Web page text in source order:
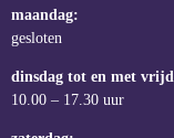
maandag:
gesloten
dinsdag tot en met
10.00 – 17.30 uur